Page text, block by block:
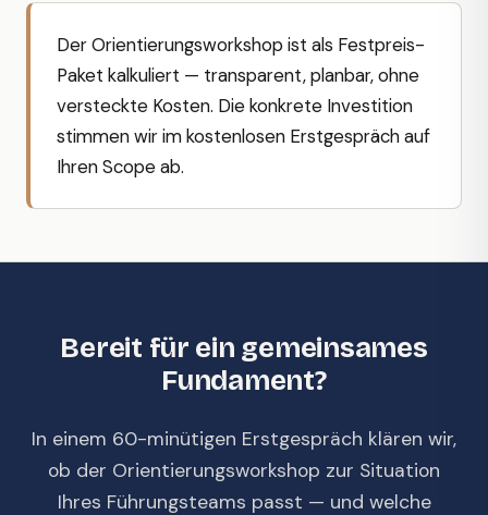
Der Orientierungsworkshop ist als Festpreis-
Paket kalkuliert — transparent, planbar, ohne
versteckte Kosten. Die konkrete Investition
stimmen wir im kostenlosen Erstgespräch auf
Ihren Scope ab.
Bereit für ein gemeinsames
Fundament?
In einem 60-minütigen Erstgespräch klären wir,
ob der Orientierungsworkshop zur Situation
Ihres Führungsteams passt — und welche